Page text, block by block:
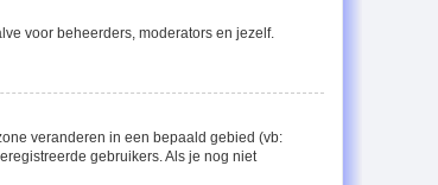
voor beheerders, moderators en jezelf.
veranderen in een bepaald gebied (vb:
gebruikers. Als je nog niet